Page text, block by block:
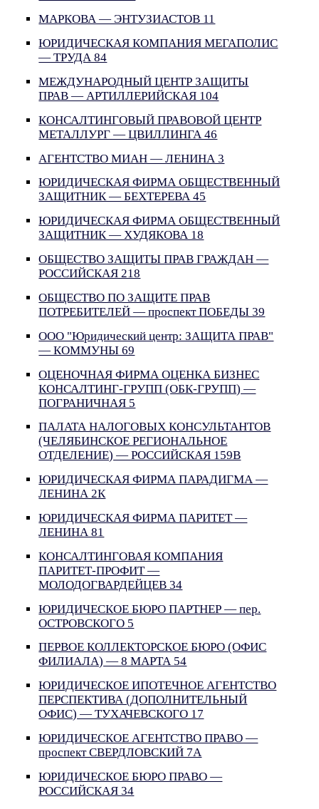
МАРКОВА — ЭНТУЗИАСТОВ 11
ЮРИДИЧЕСКАЯ КОМПАНИЯ МЕГАПОЛИС
— ТРУДА 84
МЕЖДУНАРОДНЫЙ ЦЕНТР ЗАЩИТЫ
ПРАВ — АРТИЛЛЕРИЙСКАЯ 104
КОНСАЛТИНГОВЫЙ ПРАВОВОЙ ЦЕНТР
МЕТАЛЛУРГ — ЦВИЛЛИНГА 46
АГЕНТСТВО МИАН — ЛЕНИНА 3
ЮРИДИЧЕСКАЯ ФИРМА ОБЩЕСТВЕННЫЙ
ЗАЩИТНИК — БЕХТЕРЕВА 45
ЮРИДИЧЕСКАЯ ФИРМА ОБЩЕСТВЕННЫЙ
ЗАЩИТНИК — ХУДЯКОВА 18
ОБЩЕСТВО ЗАЩИТЫ ПРАВ ГРАЖДАН —
РОССИЙСКАЯ 218
ОБЩЕСТВО ПО ЗАЩИТЕ ПРАВ
ПОТРЕБИТЕЛЕЙ — проспект ПОБЕДЫ 39
ООО "Юридический центр: ЗАЩИТА ПРАВ"
— КОММУНЫ 69
ОЦЕНОЧНАЯ ФИРМА ОЦЕНКА БИЗНЕС
КОНСАЛТИНГ-ГРУПП (ОБК-ГРУПП) —
ПОГРАНИЧНАЯ 5
ПАЛАТА НАЛОГОВЫХ КОНСУЛЬТАНТОВ
(ЧЕЛЯБИНСКОЕ РЕГИОНАЛЬНОЕ
ОТДЕЛЕНИЕ) — РОССИЙСКАЯ 159В
ЮРИДИЧЕСКАЯ ФИРМА ПАРАДИГМА —
ЛЕНИНА 2К
ЮРИДИЧЕСКАЯ ФИРМА ПАРИТЕТ —
ЛЕНИНА 81
КОНСАЛТИНГОВАЯ КОМПАНИЯ
ПАРИТЕТ-ПРОФИТ —
МОЛОДОГВАРДЕЙЦЕВ 34
ЮРИДИЧЕСКОЕ БЮРО ПАРТНЕР — пер.
ОСТРОВСКОГО 5
ПЕРВОЕ КОЛЛЕКТОРСКОЕ БЮРО (ОФИС
ФИЛИАЛА) — 8 МАРТА 54
ЮРИДИЧЕСКОЕ ИПОТЕЧНОЕ АГЕНТСТВО
ПЕРСПЕКТИВА (ДОПОЛНИТЕЛЬНЫЙ
ОФИС) — ТУХАЧЕВСКОГО 17
ЮРИДИЧЕСКОЕ АГЕНТСТВО ПРАВО —
проспект СВЕРДЛОВСКИЙ 7А
ЮРИДИЧЕСКОЕ БЮРО ПРАВО —
РОССИЙСКАЯ 34